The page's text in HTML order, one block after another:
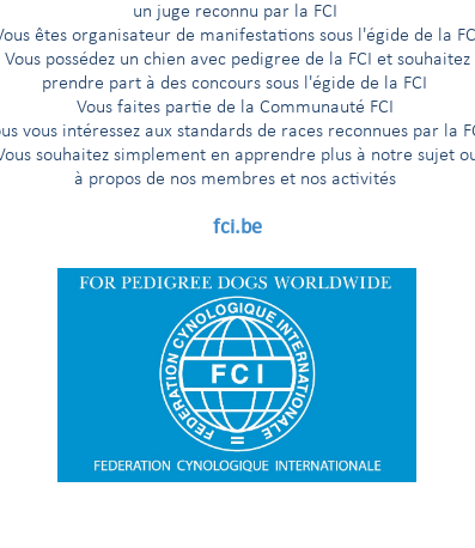
un juge reconnu par la FCI
êtes organisateur de manifestations sous l'égide de la FCI
Vous possédez un chien avec pedigree de la FCI et souhaitez
prendre part à des concours sous l'égide de la FCI
Vous faites partie de la Communauté FCI
vous intéressez aux standards de races reconnues par la
souhaitez simplement en apprendre plus à notre sujet
à propos de nos membres et nos activités
fci.be
et irlandais
au Championnat International de Beauté
selon la Nomenclature des races de la FCI
uniquement pour les pays qui en ont fait la demande
uniquement pour les pays nordiques (Finlande, Norvège,
KURZHAAR (119) (BRAQUE ALLEMAND A POIL COURT)